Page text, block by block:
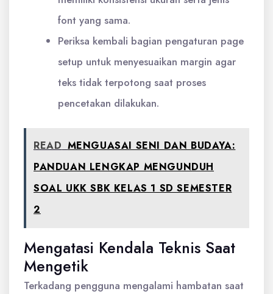
font yang sama.
Periksa kembali bagian pengaturan page
setup untuk menyesuaikan margin agar
teks tidak terpotong saat proses
pencetakan dilakukan.
READ MENGUASAI SENI DAN BUDAYA:
PANDUAN LENGKAP MENGUNDUH
SOAL UKK SBK KELAS 1 SD SEMESTER
2
Mengatasi Kendala Teknis Saat
Mengetik
Terkadang pengguna mengalami hambatan saat